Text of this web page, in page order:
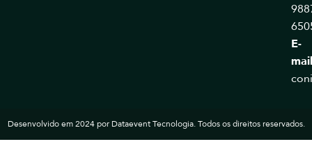
E-
mail
Desenvolvido em 2024 por Dataevent Tecnologia. Todos os direitos reservados.